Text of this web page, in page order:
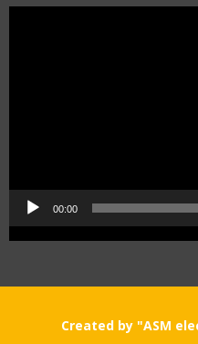
00:00
Created by "ASM